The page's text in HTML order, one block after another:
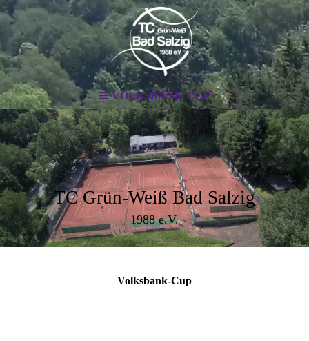
VOLKSBANK-CUP
TC Grün-Weiß Bad Salzig
1988 e.V.
Volksbank-Cup